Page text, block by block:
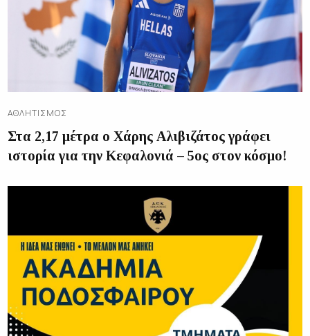
ΑΘΛΗΤΙΣΜΌΣ
Στα 2,17 μέτρα ο Χάρης Αλιβιζάτος γράφει
ιστορία για την Κεφαλονιά – 5ος στον κόσμο!